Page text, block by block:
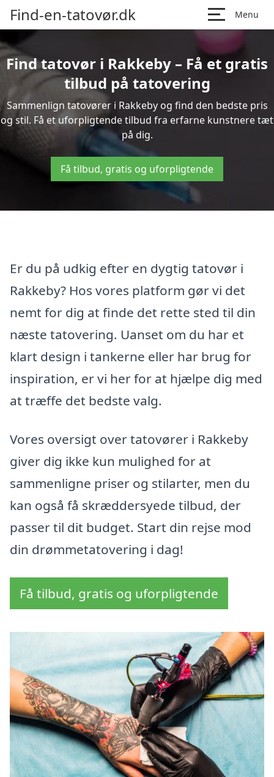
Find-en-tatovør.dk Menu
Find tatovør i Rakkeby – Få et gratis
tilbud på tatovering
Sammenlign tatovører i Rakkeby og find den bedste pris
og stil. Få et uforpligtende tilbud fra erfarne kunstnere tæt
på dig.
Få tilbud, gratis og uforpligtende
Er du på udkig efter en dygtig tatovør i
Rakkeby? Hos vores platform gør vi det
nemt for dig at finde det rette sted til din
næste tatovering. Uanset om du har et
klart design i tankerne eller har brug for
inspiration, er vi her for at hjælpe dig med
at træffe det bedste valg.
Vores oversigt over tatovører i Rakkeby
giver dig ikke kun mulighed for at
sammenligne priser og stilarter, men du
kan også få skræddersyede tilbud, der
passer til dit budget. Start din rejse mod
din drømmetatovering i dag!
Få tilbud, gratis og uforpligtende